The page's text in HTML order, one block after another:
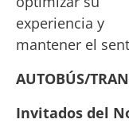
experiencia y
mantener el
AUTOBÚS/
Invitados del